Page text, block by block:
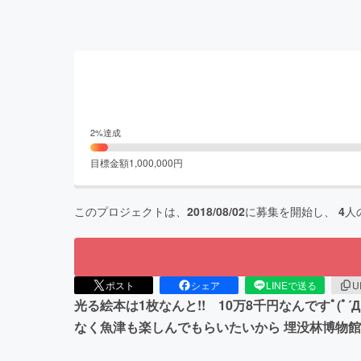
2%達成
目標金額1,000,000円
このプロジェクトは、 2018/08/02に募集を開始し、 4人
ポスト シェア LINEで送る
光る絵本は1枚なんと!! 10万8千円なんですﾟ(ﾟ
なく魚津も楽しんでもらいたいから 埋没林博物